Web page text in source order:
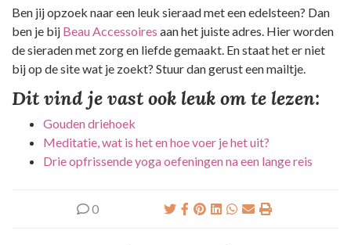
Ben jij opzoek naar een leuk sieraad met een edelsteen? Dan
ben je bij Beau Accessoires aan het juiste adres. Hier worden
de sieraden met zorg en liefde gemaakt. En staat het er niet
bij op de site wat je zoekt? Stuur dan gerust een mailtje.
Dit vind je vast ook leuk om te lezen:
Gouden driehoek
Meditatie, wat is het en hoe voer je het uit?
Drie opfrissende yoga oefeningen na een lange reis
0